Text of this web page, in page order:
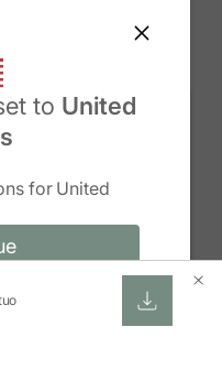
to United
for United
and language
region
T$)
E TOBAGO (TTD $)
$)
(TRY ₺)
(USD $)
(EUR €)
(UZS SO'M)
(VUV VT)
(VND ₫)
E FUTUNA (XPF FR)